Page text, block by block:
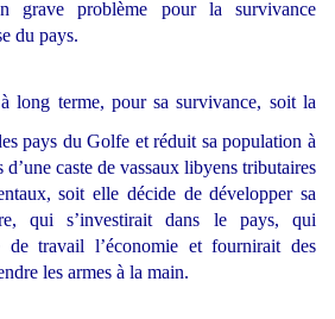
grave problème pour la survivance
du pays.
long terme, pour sa survivance, soit la
pays du Golfe et réduit sa population à
caste de vassaux libyens tributaires
soit elle décide de développer sa
qui s’investirait dans le pays, qui
de travail l’économie et fournirait des
les armes à la main.